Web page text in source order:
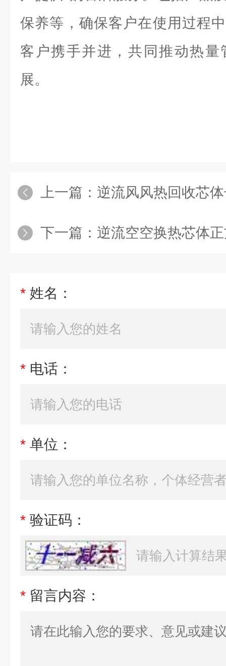
保养等，确保客户在使用过程
客户携手并进，共同推动热
展。
上一篇： 逆流风风热回收芯
下一篇： 逆流空空换热芯体
* 姓名：
* 电话：
* 单位：
* 验证码：
* 留言内容：